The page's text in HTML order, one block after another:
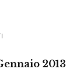
2013